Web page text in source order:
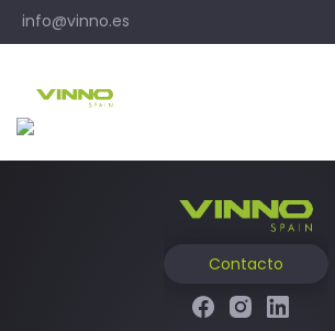
Skipinfo@vinno.es
Navegación
de
entradas
Contacto